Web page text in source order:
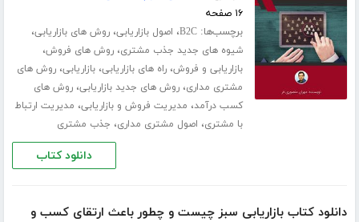
۱۶ صفحه
برچسب‌ها:B2C، اصول بازاریابی،روش های بازاریابی،
شیوه های جدید جذب مشتری،روش های فروش،
بازاریابی و فروش،راه های بازاریابی،بازاریابی،روش های
مشتری مداری،روش های جدید بازاریابی،روش های
کسب درآمد، مدیریت فروش و بازاریابی، مدیریت ارتباط
با مشتری، اصول مشتری مداری، جذب مشتری
دانلود کتاب
دانلود کتاب بازاریابی سبز چیست و چطور باعث ارتقای کسب و‌